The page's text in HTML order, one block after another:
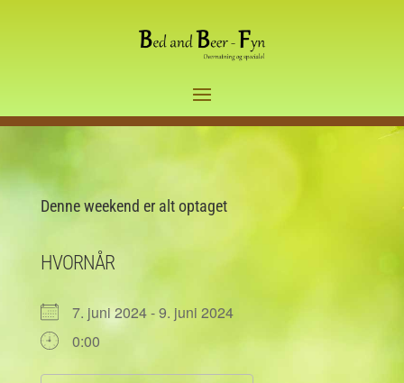
Denne weekend er alt optaget
HVORNÅR
7. juni 2024 - 9. juni 2024
0:00